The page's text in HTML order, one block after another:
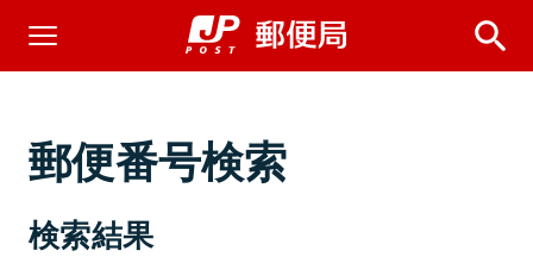
郵便番号検索
検索結果